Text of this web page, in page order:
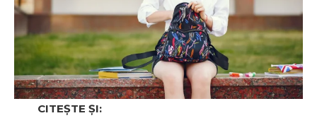
CITEȘTE ȘI: